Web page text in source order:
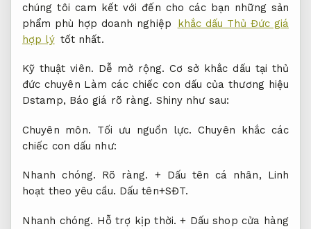
chúng tôi cam kết với đến cho các bạn những sản
phẩm phù hợp doanh nghiệp
khắc dấu Thủ Đức giá
hợp lý tốt nhất.
Kỹ thuật viên. Dễ mở rộng. Cơ sở khắc dấu tại thủ
đức chuyên Làm các chiếc con dấu của thương hiệu
Dstamp, Báo giá rõ ràng. Shiny như sau:
Chuyên môn. Tối ưu nguồn lực. Chuyên khắc các
chiếc con dấu như:
Nhanh chóng. Rõ ràng. + Dấu tên cá nhân, Linh
hoạt theo yêu cầu. Dấu tên+SĐT.
Nhanh chóng. Hỗ trợ kịp thời. + Dấu shop cửa hàng